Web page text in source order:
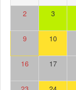
2 3
9 10
16 17